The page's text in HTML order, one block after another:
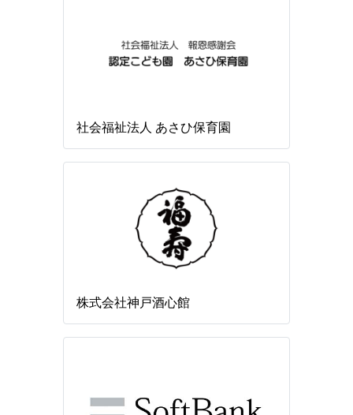
社会福祉法人 あさひ保育園
株式会社神戸酒心館